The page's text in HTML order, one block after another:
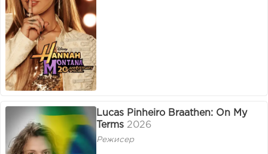
Lucas Pinheiro Braathen: On My
Terms 2026
Режисер